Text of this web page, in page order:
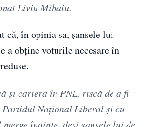
Liviu Mihaiu.
că, în opinia sa, șansele lui
a obține voturile necesare în
și cariera în PNL, riscă de a fi
Național Liberal și cu
merge înainte, deși șansele lui de